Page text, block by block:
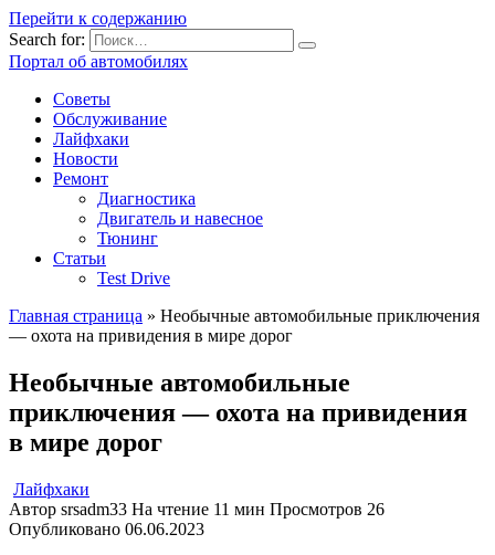
Перейти к содержанию
Search for:
Портал об автомобилях
Советы
Обслуживание
Лайфхаки
Новости
Ремонт
Диагностика
Двигатель и навесное
Тюнинг
Статьи
Test Drive
Главная страница » Необычные автомобильные приключения
— охота на привидения в мире дорог
Необычные автомобильные
приключения — охота на привидения
в мире дорог
Лайфхаки
Автор srsadm33 На чтение 11 мин Просмотров 26
Опубликовано 06.06.2023